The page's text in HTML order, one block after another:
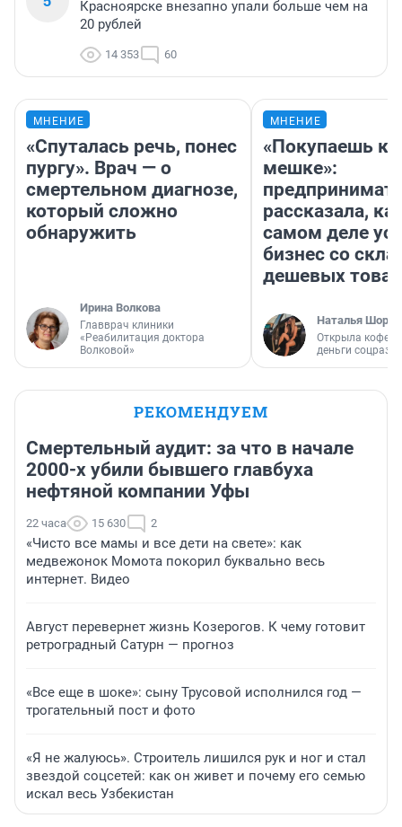
Красноярске внезапно упали больше чем на
20 рублей
14 353 60
МНЕНИЕ
«Спуталась речь, понес
пургу». Врач — о
смертельном диагнозе,
который сложно
обнаружить
Ирина Волкова
Главврач клиники
«Реабилитация доктора
Волковой»
МНЕНИЕ
«Покупаешь
мешке»:
рассказала,
самом деле
бизнес со
дешевых
Наталья
Открыла
деньги
РЕКОМЕНДУЕМ
Смертельный аудит: за что в начале
2000-х убили бывшего главбуха
нефтяной компании Уфы
22 часа 15 630 2
«Чисто все мамы и все дети на свете»: как
медвежонок Момота покорил буквально весь
интернет. Видео
Август перевернет жизнь Козерогов. К чему готовит
ретроградный Сатурн — прогноз
«Все еще в шоке»: сыну Трусовой исполнился год —
трогательный пост и фото
«Я не жалуюсь». Строитель лишился рук и ног и стал
звездой соцсетей: как он живет и почему его семью
искал весь Узбекистан